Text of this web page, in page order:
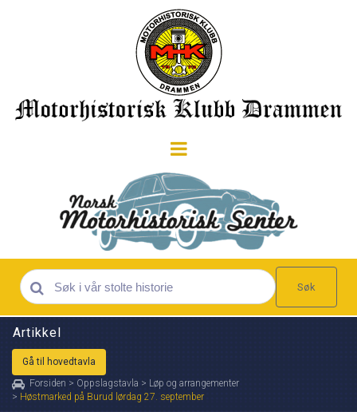
Søk
Artikkel
Gå til hovedtavla
Forsiden > Oppslagstavla > Løp og arrangementer
> Høstmarked på Burud lørdag 27. september